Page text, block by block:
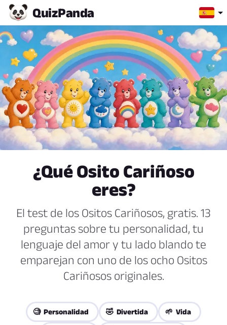
QuizPanda
¿Qué Osito Cariñoso
eres?
El test de los Ositos Cariñosos, gratis. 13
preguntas sobre tu personalidad, tu
lenguaje del amor y tu lado blando te
emparejan con uno de los ocho Ositos
Cariñosos originales.
🧐 Personalidad 🤣 Divertida 🌱 Vida